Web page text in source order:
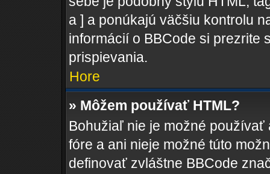
a ] a ponúkajú väčšiu kontrolu
informácií o BBCode si prezrite
prispievania.
Hore
» Môžem používať HTML?
Bohužiaľ nie je možné
fóre a ani nieje možné túto
definovať zvláštne BBCode